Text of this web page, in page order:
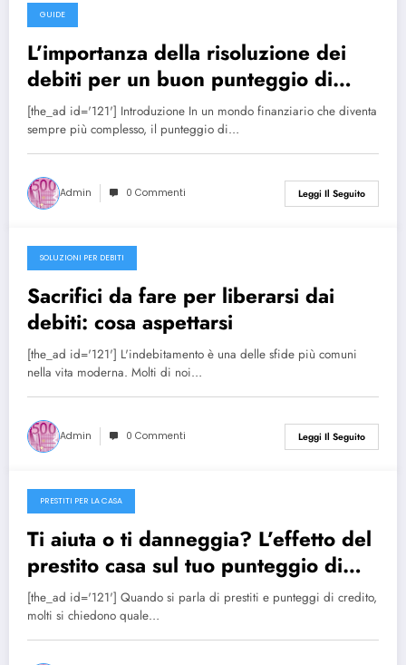
27/12/2024
GUIDE
L’importanza della risoluzione dei
debiti per un buon punteggio di
credito
[the_ad id='121'] Introduzione In un mondo finanziario che diventa
sempre più complesso, il punteggio di…
Admin 0 Commenti Leggi Il Seguito
27/12/2024
SOLUZIONI PER DEBITI
Sacrifici da fare per liberarsi dai
debiti: cosa aspettarsi
[the_ad id='121'] L'indebitamento è una delle sfide più comuni
nella vita moderna. Molti di noi…
Admin 0 Commenti Leggi Il Seguito
27/12/2024
PRESTITI PER LA CASA
Ti aiuta o ti danneggia? L’effetto del
prestito casa sul tuo punteggio di
credito
[the_ad id='121'] Quando si parla di prestiti e punteggi di credito,
molti si chiedono quale…